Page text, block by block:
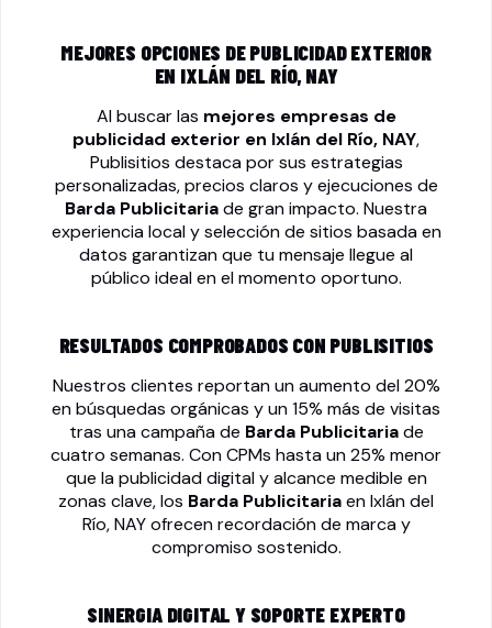
MEJORES OPCIONES DE PUBLICIDAD EXTERIOR
EN IXLÁN DEL RÍO, NAY
Al buscar las mejores empresas de
publicidad exterior en Ixlán del Río, NAY,
Publisitios destaca por sus estrategias
personalizadas, precios claros y ejecuciones de
Barda Publicitariade gran impacto. Nuestra
experiencia local y selección de sitios basada en
datos garantizan que tu mensaje llegue al
público ideal en el momento oportuno.
RESULTADOS COMPROBADOS CON PUBLISITIOS
Nuestros clientes reportan un aumento del 20%
en búsquedas orgánicas y un 15% más de visitas
tras una campaña de Barda Publicitariade
cuatro semanas. Con CPMs hasta un 25% menor
que la publicidad digital y alcance medible en
zonas clave, los Barda Publicitariaen Ixlán del
Río, NAY ofrecen recordación de marca y
compromiso sostenido.
SINERGIA DIGITAL Y SOPORTE EXPERTO